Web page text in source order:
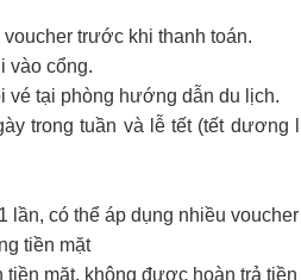
trước khi thanh toán.
vào cổng.
vé tại phòng hướng dẫn du lịch.
trong tuần và lễ tết (tết
lần, có thể áp dụng nhiều
tiền mặt
tiền mặt, không được hoàn trả